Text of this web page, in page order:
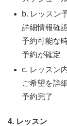
b. レッスン
詳細情報確
予約可能な
予約が確定
c. レッスン
ご希望を詳
予約完了
4. レッスン